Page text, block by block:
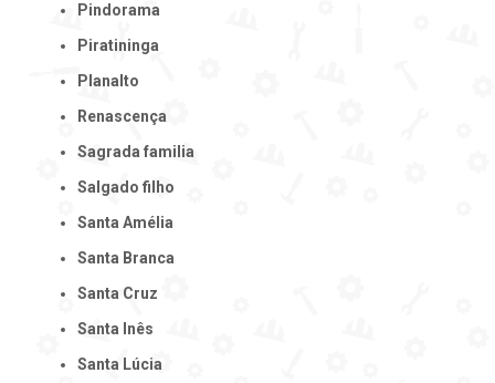
Pindorama
Piratininga
Planalto
Renascença
Sagrada familia
Salgado filho
Santa Amélia
Santa Branca
Santa Cruz
Santa Inês
Santa Lúcia